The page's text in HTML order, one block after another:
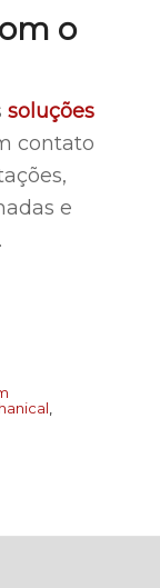
o
soluções
contato
e
,